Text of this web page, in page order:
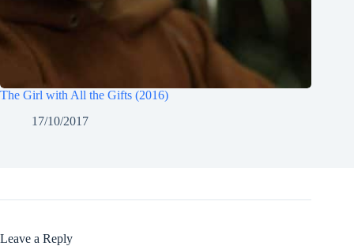
The Girl with All the Gifts (2016)
17/10/2017
Leave a Reply